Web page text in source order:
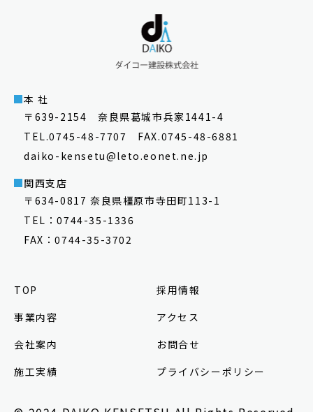
本 社
〒639-2154 奈良県葛城市兵家1441-4
TEL.0745-48-7707 FAX.0745-48-6881
daiko-kensetu@leto.eonet.ne.jp
関西支店
〒634-0817 奈良県橿原市寺田町113-1
TEL：0744-35-1336
FAX：0744-35-3702
TOP
事業内容
会社案内
施工実績
採用情報
アクセス
お問合せ
プライバシーポリシー